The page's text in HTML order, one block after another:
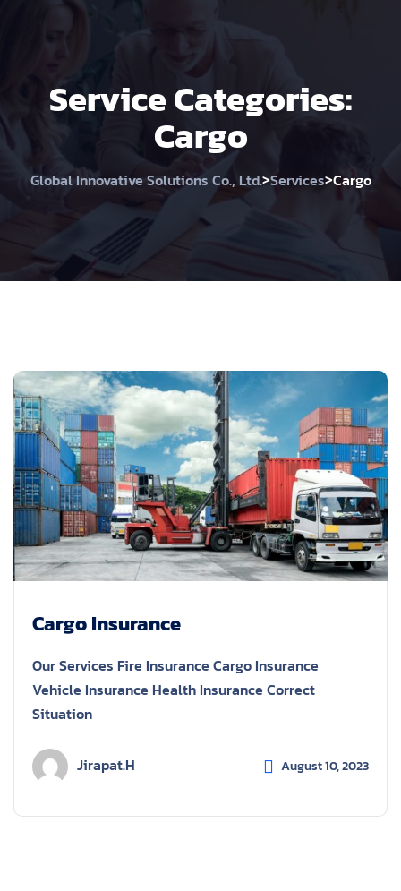
Service Categories:
Cargo
Global Innovative Solutions Co., Ltd.>Services>Cargo
Cargo Insurance
Our Services Fire Insurance Cargo Insurance
Vehicle Insurance Health Insurance Correct
Situation
Jirapat.h August 10, 2023